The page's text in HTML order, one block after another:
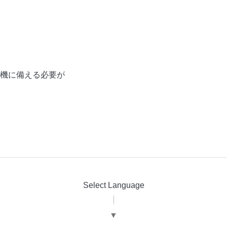
に備える必要が
Select Language
▼